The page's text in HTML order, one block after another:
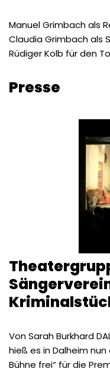
Manuel Grimbach als
Claudia Grimbach als
Rüdiger Kolb für den
Presse
Von Sarah Burkhard
hieß es in Dalheim
Bühne frei“ für die